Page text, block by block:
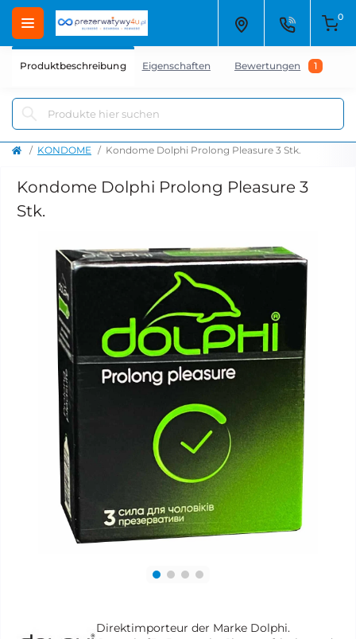
0
KONDOME Kondome Dolphi Prolong Pleasure 3 Stk.
Kondome Dolphi Prolong Pleasure 3
Stk.
Direktimporteur der Marke Dolphi.
Produktbeschreibung Eigenschaften Bewertungen 1